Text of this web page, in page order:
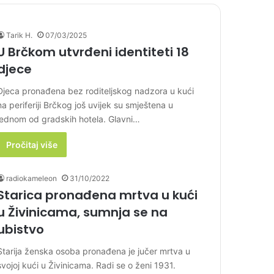
Tarik H. 07/03/2025
Brčkom utvrđeni identiteti 18
pronađena bez roditeljskog nadzora u kući
periferiji Brčkog još uvijek su smještena u
od gradskih hotela. Glavni…
Pročitaj više
radiokameleon 31/10/2022
pronađena mrtva u kući
Živinicama, sumnja se na
ženska osoba pronađena je jučer mrtva u
kući u Živinicama. Radi se o ženi 1931.